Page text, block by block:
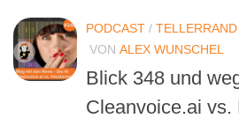
PODCAST / TELLERRAND
VON ALEX WUNSCHEL
Blick 348 und
Cleanvoice.ai vs.